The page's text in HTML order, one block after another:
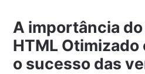
A importância
HTML Otimizado
o sucesso das